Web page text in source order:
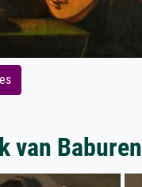
van Baburen